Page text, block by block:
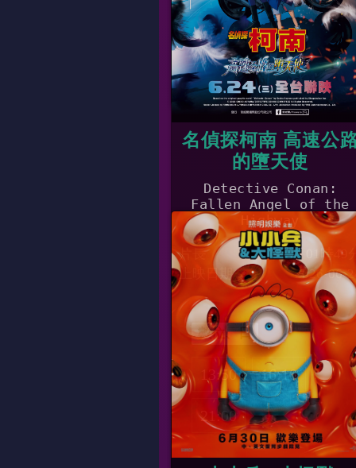
11:30
名偵探柯南 高速公
的墮天使
Detective Conan:
Fallen Angel of the
Highway
片長
01時49
上映日期
2026-06-
數位、日
13:50 16:10
21:00